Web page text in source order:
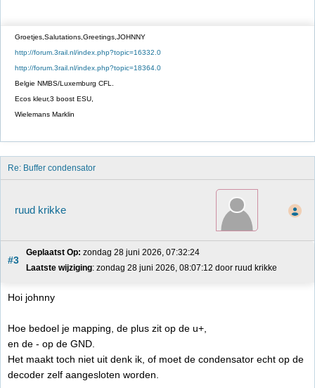
Groetjes,Salutations,Greetings,JOHNNY
http://forum.3rail.nl/index.php?topic=16332.0
http://forum.3rail.nl/index.php?topic=18364.0
Belgie NMBS/Luxemburg CFL.
Ecos kleur,3 boost ESU,
Wielemans Marklin
Re: Buffer condensator
ruud krikke
#3
Geplaatst Op: zondag 28 juni 2026, 07:32:24
Laatste wijziging: zondag 28 juni 2026, 08:07:12 door ruud krikke
Hoi johnny
Hoe bedoel je mapping, de plus zit op de u+,
en de - op de GND.
Het maakt toch niet uit denk ik, of moet de condensator echt op de
decoder zelf aangesloten worden.